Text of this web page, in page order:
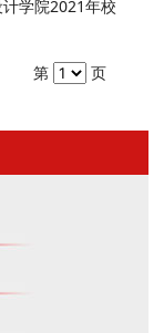
学院2021年校
第 页